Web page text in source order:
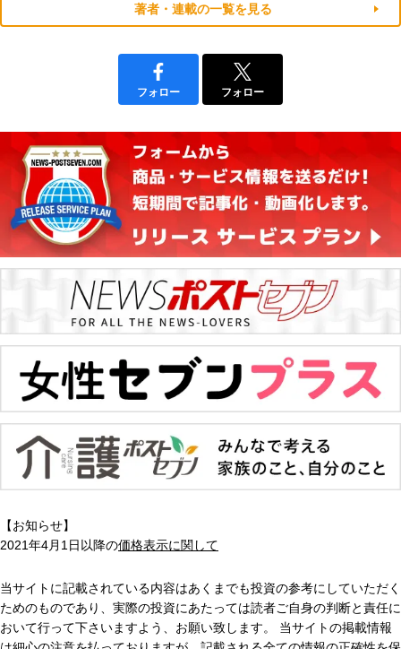
著者・連載の一覧を見る
フォロー フォロー
【お知らせ】
2021年4月1日以降の価格表示に関して
当サイトに記載されている内容はあくまでも投資の参考にしていただく
ためのものであり、実際の投資にあたっては読者ご自身の判断と責任に
おいて行って下さいますよう、お願い致します。 当サイトの掲載情報